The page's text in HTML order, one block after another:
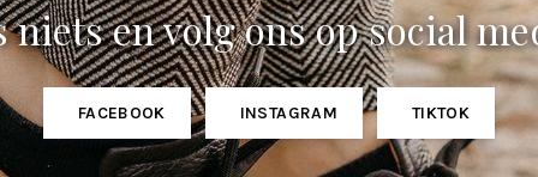
niets en volg ons op social
FACEBOOK INSTAGRAM TIKTOK